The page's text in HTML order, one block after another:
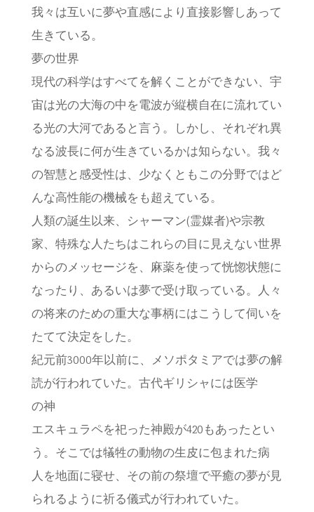
我々は互いに夢や直感により直接影響しあって
生きている。
夢の世界
現代の科学はすべてを解くことができない、宇
宙は光の大海の中を電波が縦横自在に流れてい
る光の大河であると言う。しかし、それぞれ異
なる波長に何が生きているかは知らない。我々
の智慧と感受性は、少なくともこの分野ではど
んな高性能の機械をも超えている。
人類の誕生以来、シャーマン(霊媒者)や宗教
家、特殊な人たちはこれらの目に見えない世界
からのメッセージを、麻薬を使って恍惚状態に
なったり、あるいは夢で受け取っている。人々
の将来のための重大な事柄にはこうして伺いを
たてて決定をした。
紀元前3000年以前に、メソポタミアでは夢の解
読が行われていた。古代ギリシャには医学
の神
エスキュラペを祀った神殿が420もあったとい
う。そこでは犠牲の動物の生皮に包まれた病
人を地面に寝せ、その前の祭壇で平癒の夢が見
られるように祈る儀式が行われていた。